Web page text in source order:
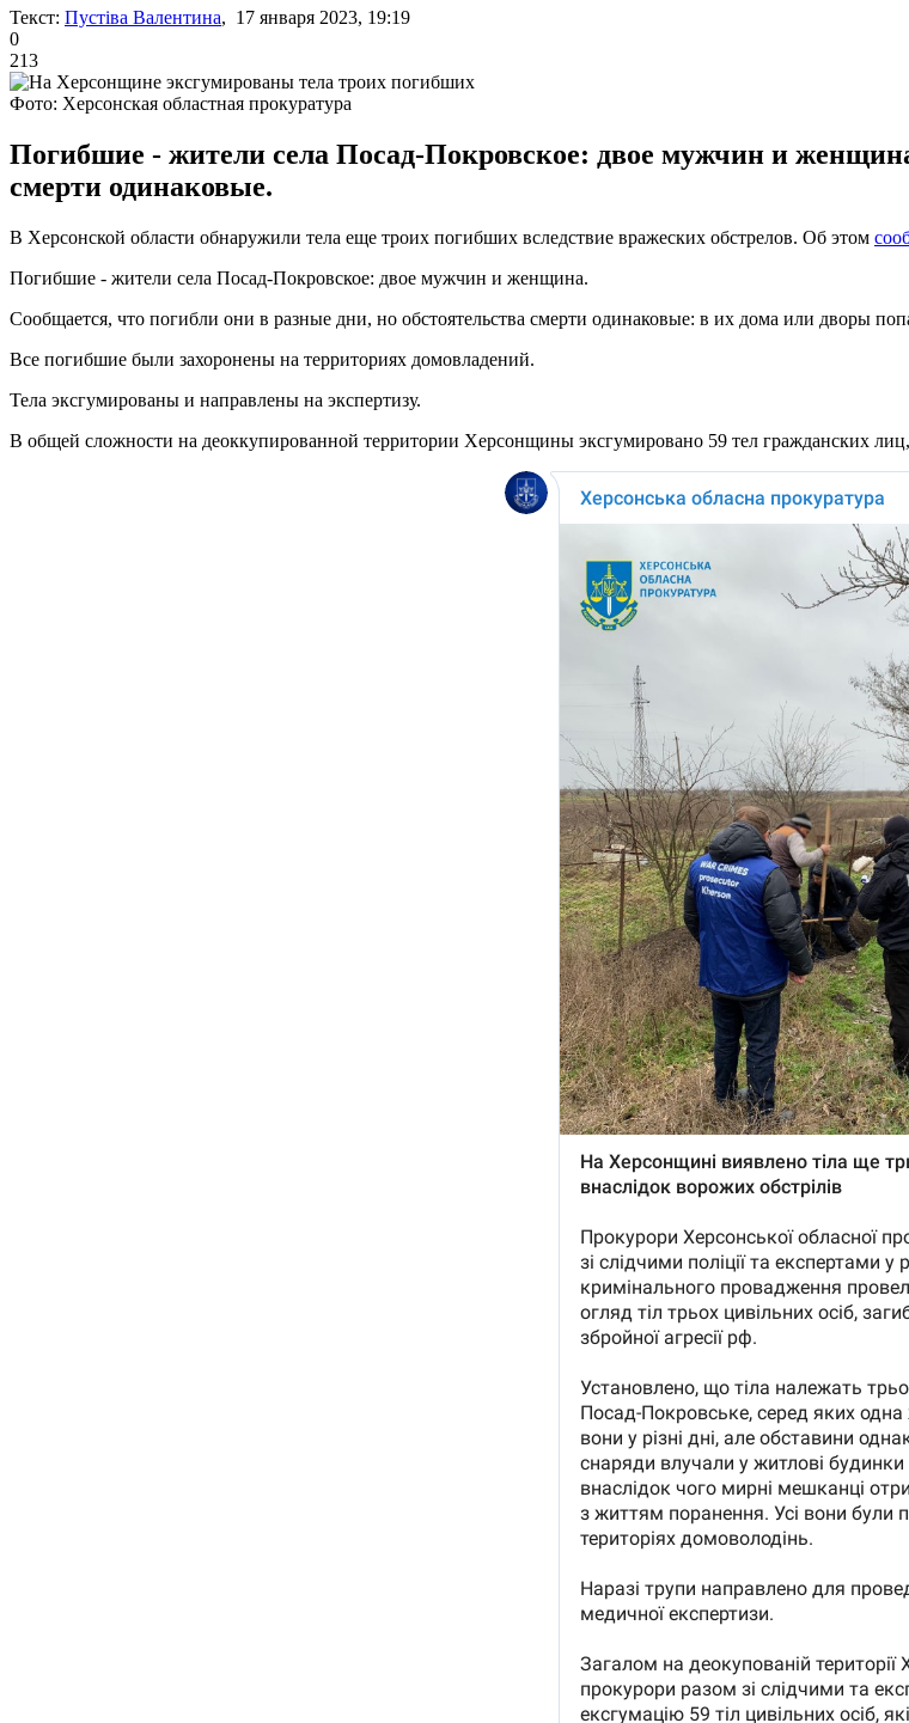
Текст: Пустіва Валентина, 17 января 2023, 19:19
0
213
Фото: Херсонская областная прокуратура
Погибшие - жители села Посад-Покровское: двое мужчин и
смерти одинаковые.
В Херсонской области обнаружили тела еще троих погибших вследствие вражеских обстрелов. Об этом
Погибшие - жители села Посад-Покровское: двое мужчин и женщина.
Сообщается, что погибли они в разные дни, но обстоятельства смерти одинаковые: в их дома или дворы
Все погибшие были захоронены на территориях домовладений.
Тела эксгумированы и направлены на экспертизу.
В общей сложности на деоккупированной территории Херсонщины эксгумировано 59 тел гражданских